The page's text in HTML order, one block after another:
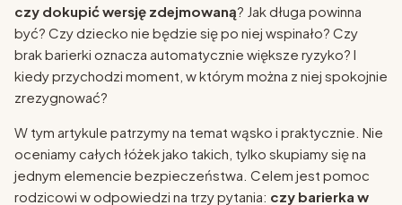
czy dokupić wersję zdejmowaną? Jak długa powinna
być? Czy dziecko nie będzie się po niej wspinało? Czy
brak barierki oznacza automatycznie większe ryzyko? I
kiedy przychodzi moment, w którym można z niej spokojnie
zrezygnować?
W tym artykule patrzymy na temat wąsko i praktycznie. Nie
oceniamy całych łóżek jako takich, tylko skupiamy się na
jednym elemencie bezpieczeństwa. Celem jest pomoc
rodzicowi w odpowiedzi na trzy pytania: czy barierka w